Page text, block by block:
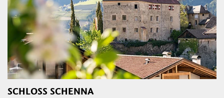
SCHLOSS SCHENNA